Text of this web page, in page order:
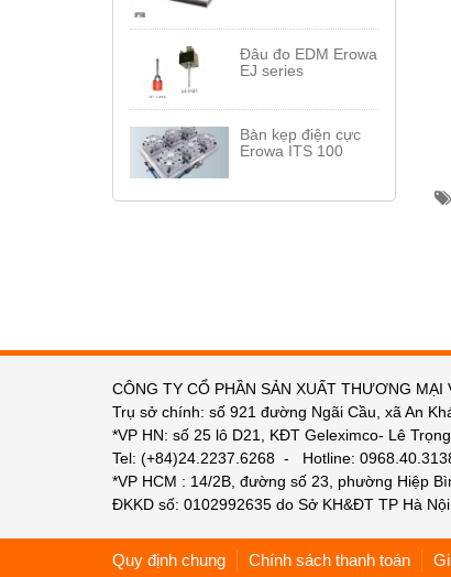
Đâu đo EDM Erowa
EJ series
Bàn kẹp điện cực
Erowa ITS 100
CÔNG TY CỔ PHẦN SẢN XUẤT THƯƠNG MẠI
Trụ sở chính: số 921 đường Ngãi Cầu, xã An
*VP HN: số 25 lô D21, KĐT Geleximco- Lê
Tel: (+84)24.2237.6268 - Hotline:
*VP HCM : 14/2B, đường số 23, phường Hiệp
ĐKKD số: 0102992635 do Sở KH&ĐT TP Hà
Quy định chung Chính sách thanh toán